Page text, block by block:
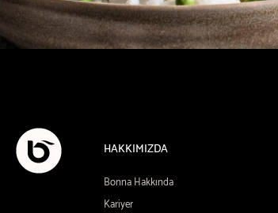
HAKKIMIZDA
Bonna Hakkında
Kariyer